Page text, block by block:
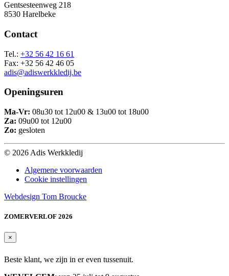
Gentsesteenweg 218
8530 Harelbeke
Contact
Tel.: +32 56 42 16 61
Fax: +32 56 42 46 05
adis@adiswerkkledij.be
Openingsuren
Ma-Vr: 08u30 tot 12u00 & 13u00 tot 18u00
Za: 09u00 tot 12u00
Zo: gesloten
© 2026 Adis Werkkledij
Algemene voorwaarden
Cookie instellingen
Webdesign Tom Broucke
ZOMERVERLOF 2026
×
Beste klant, we zijn in er even tussenuit.